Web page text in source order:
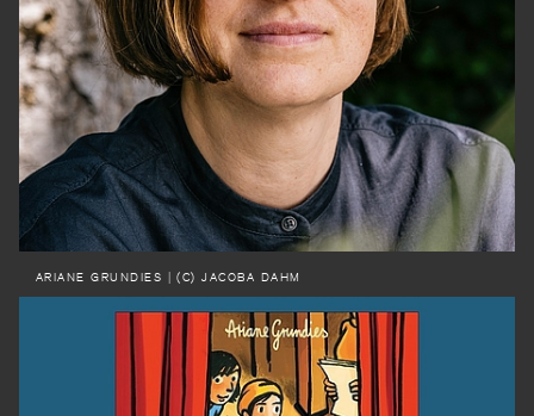
ARIANE GRUNDIES | (C) JACOBA DAHM